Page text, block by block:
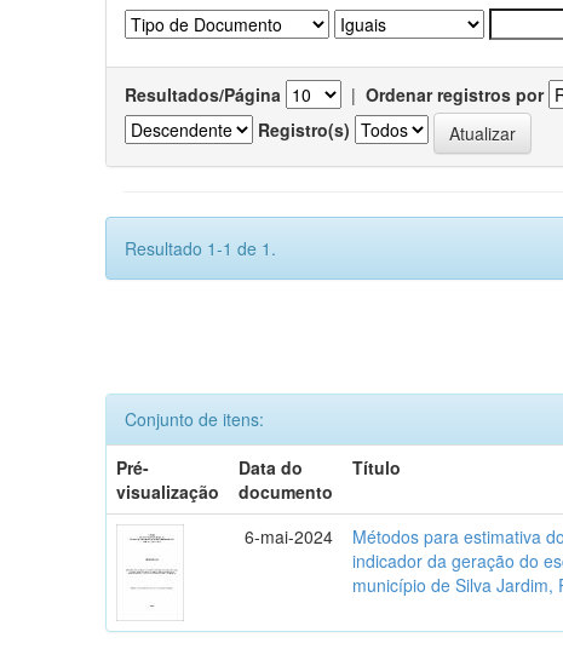
Resultados/Página | Ordenar registros por
Registro(s)
Resultado 1-1 de 1.
Conjunto de itens:
Pré-
visualização
Data do
documento
Título
6-mai-2024
Métodos para estimativa
indicador da geração do
município de Silva Jardim,